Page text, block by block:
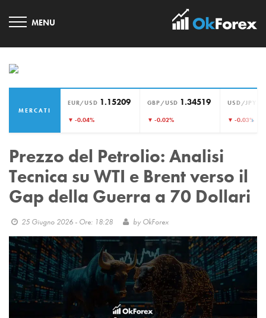
MERCATI
EUR/USD 1.15209
▼ -0.04%
GBP/USD 1.34519
▼ -0.02%
USD/JPY
▼ -0.03%›
Prezzo del Petrolio: Analisi
Tecnica su WTI e Brent verso il
Gap della Guerra a 70 Dollari
25 Giugno 2026 - Ore: 18:28 by OkForex